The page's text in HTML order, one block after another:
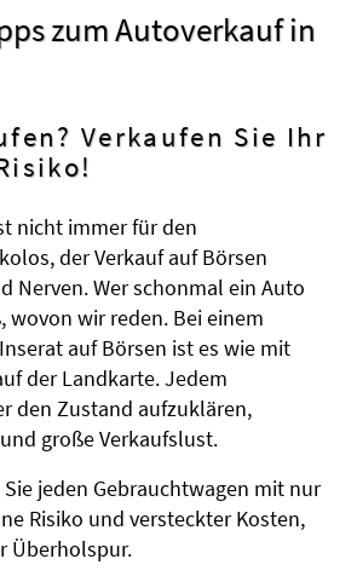
zum Autoverkauf in
Verkaufen Sie Ihr
nicht immer für den
der Verkauf auf Börsen
Nerven. Wer schonmal ein Auto
wovon wir reden. Bei einem
auf Börsen ist es wie mit
der Landkarte. Jedem
den Zustand aufzuklären,
große Verkaufslust.
jeden Gebrauchtwagen mit nur
Risiko und versteckter Kosten,
Überholspur.